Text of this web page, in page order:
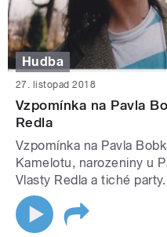
Hudba
27. listopad 2018
Vzpomínka na Pavla
Redla
Vzpomínka na Pavla
Kamelotu, narozeniny u
Vlasty Redla a tiché party.